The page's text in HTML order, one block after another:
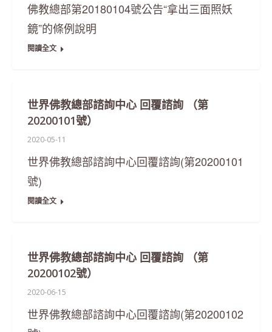
佛教總部第20180104號公告“拿出三面照妖
鏡”的條例說明
閱讀全文
世界佛教總部諮詢中心 回覆諮詢 （第
20200101號）
2020-05-11
世界佛教總部諮詢中心回覆諮詢(第20200101
號)
閱讀全文
世界佛教總部諮詢中心 回覆諮詢 （第
20200102號）
2020-06-15
世界佛教總部諮詢中心回覆諮詢(第20200102